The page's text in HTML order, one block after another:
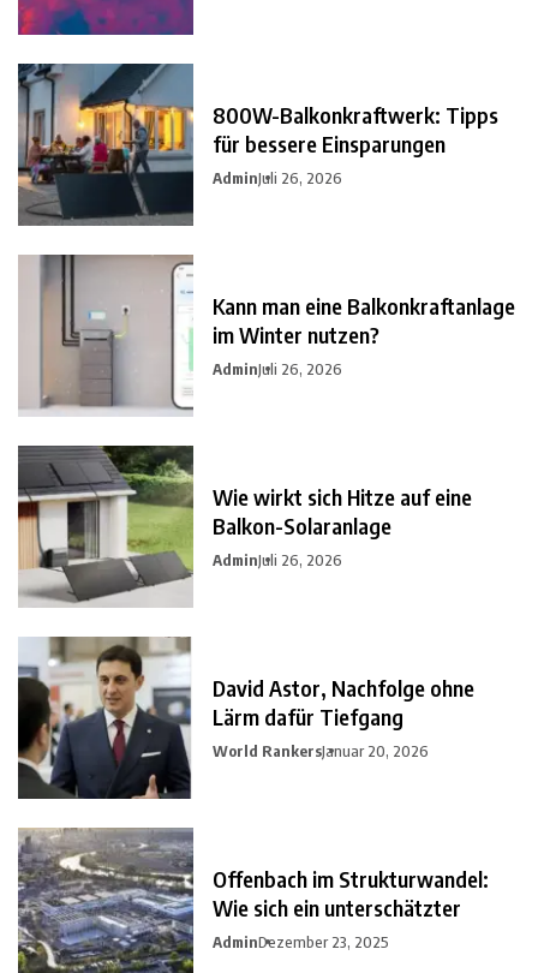
800W-Balkonkraftwerk: Tipps
für bessere Einsparungen
AdminJuli 26, 2026
Kann man eine Balkonkraftanlage
im Winter nutzen?
AdminJuli 26, 2026
Wie wirkt sich Hitze auf eine
Balkon-Solaranlage
AdminJuli 26, 2026
David Astor, Nachfolge ohne
Lärm dafür Tiefgang
World RankersJanuar 20, 2026
Offenbach im Strukturwandel:
Wie sich ein unterschätzter
AdminDezember 23, 2025